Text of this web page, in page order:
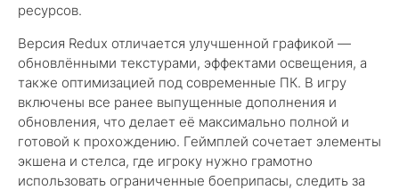
ресурсов.
Версия Redux отличается улучшенной графикой —
обновлёнными текстурами, эффектами освещения, а
также оптимизацией под современные ПК. В игру
включены все ранее выпущенные дополнения и
обновления, что делает её максимально полной и
готовой к прохождению. Геймплей сочетает элементы
экшена и стелса, где игроку нужно грамотно
использовать ограниченные боеприпасы, следить за